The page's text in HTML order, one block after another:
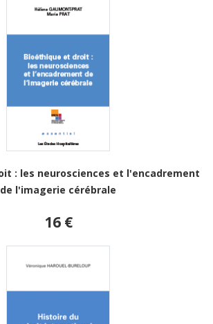
: les neurosciences et l'encadrement
de l'imagerie cérébrale
16 €